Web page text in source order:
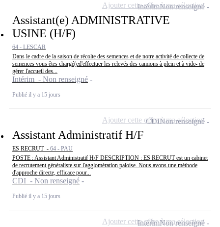
Assistant(e) ADMINISTRATIVE
USINE (H/F)
64 - LESCAR
Dans le cadre de la saison de récolte des semences et de notre activité de collecte de
semences vous êtes chargé(ed'effectuer les relevés des camions à plein et à vide- de
gérer l'accueil des...
Intérim - Non renseigné
Publié il y a 15 jours
IntérimNon renseigné
Ajouter cette offre à ma sélection
Assistant Administratif H/F
ES RECRUT - 64 - PAU
POSTE : Assistant Administratif H/F DESCRIPTION : ES RECRUT est un cabinet
de recrutement généraliste sur l'agglomération paloise. Nous avons une méthode
d'approche directe, efficace pour...
CDI - Non renseigné
Publié il y a 15 jours
CDINon renseigné
Ajouter cette offre à ma sélection
IntérimNon renseigné
Ajouter cette offre à ma sélection